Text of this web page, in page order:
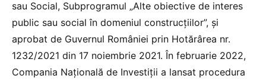
sau Social, Subprogramul „Alte obiective de interes
public sau social în domeniul construcţiilor”, şi
aprobat de Guvernul României prin Hotărârea nr.
1232/2021 din 17 noiembrie 2021. În februarie 2022,
Compania Naţională de Investiţii a lansat procedura